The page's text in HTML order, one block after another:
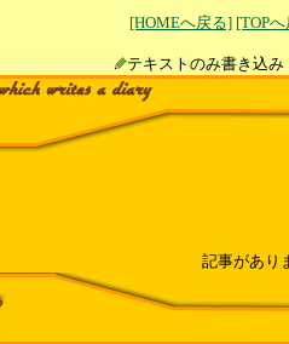
[HOMEへ戻る] [TOP
テキストのみ書
記事があり